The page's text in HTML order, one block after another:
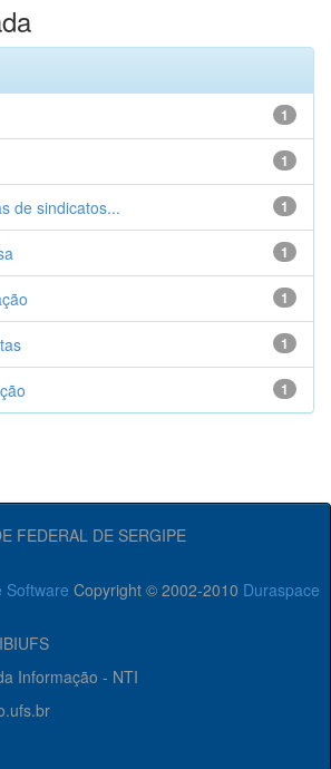
1
1
1
de sindicatos...
1
1
1
1
FEDERAL DE SERGIPE
Software Copyright © 2002-2010 Duraspace
Informação - NTI